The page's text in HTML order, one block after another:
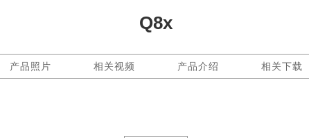
Q8x
产品照片 相关视频 产品介绍 相关下载